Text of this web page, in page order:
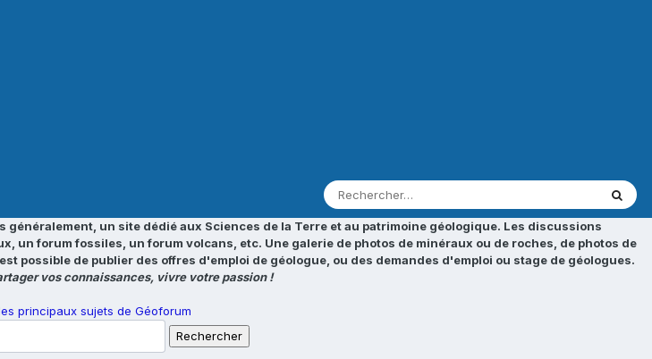
un site dédié aux Sciences de la Terre et au patrimoine géologique. Les discussions
forum fossiles, un forum volcans, etc. Une galerie de photos de minéraux ou de roches, de photos de
possible de publier des offres d'emploi de géologue, ou des demandes d'emploi ou stage de géologues.
vos connaissances, vivre votre passion !
principaux sujets de Géoforum